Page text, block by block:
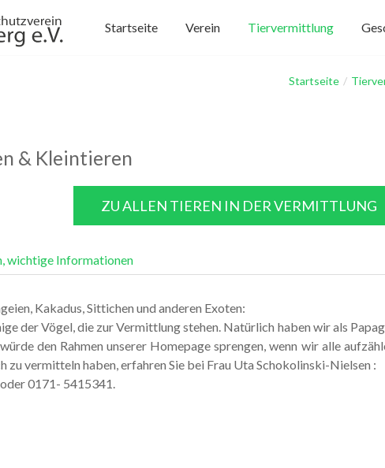
Startseite Verein Tiervermittlung
Startseite /
& Kleintieren
ZU ALLEN TIEREN IN DER VERMITTLUNG
wichtige Informationen
Kakadus, Sittichen und anderen Exoten:
der Vögel, die zur Vermittlung stehen. Natürlich haben wir als
den Rahmen unserer Homepage sprengen, wenn wir alle
zu vermitteln haben, erfahren Sie bei Frau Uta Schokolinski-Nielsen :
0171- 5415341.